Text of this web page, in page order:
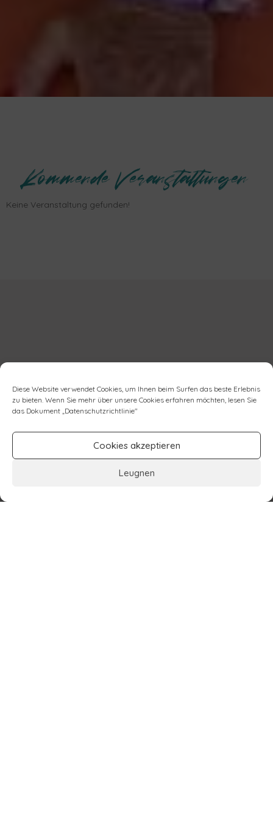
Diese Website verwendet Cookies, um Ihnen beim Surfen das beste Erlebnis
zu bieten. Wenn Sie mehr über unsere Cookies erfahren möchten, lesen Sie
das Dokument „Datenschutzrichtlinie"
Cookies akzeptieren
Leugnen
Kommende Veranstaltungen
Keine Veranstaltung gefunden!